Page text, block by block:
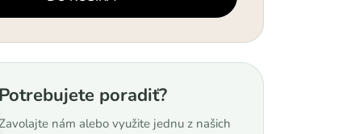
Potrebujete poradiť?
nám alebo využite jednu z našich